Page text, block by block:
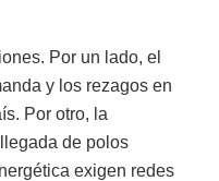
Por un lado, el
y los rezagos en
Por otro, la
de polos
exigen redes